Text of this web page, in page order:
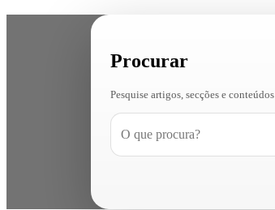
Procurar
Pesquise artigos, secções e conteúdos